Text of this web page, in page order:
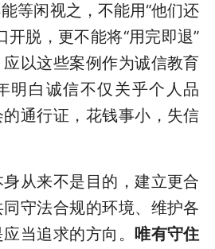
等闲视之，不能用“他们还
开脱，更不能将“用完即退”
以这些案例作为诚信教育
明白诚信不仅关乎个人品
通行证，花钱事小，失信
从来不是目的，建立更合
守法合规的环境、维护各
当追求的方向。唯有守住